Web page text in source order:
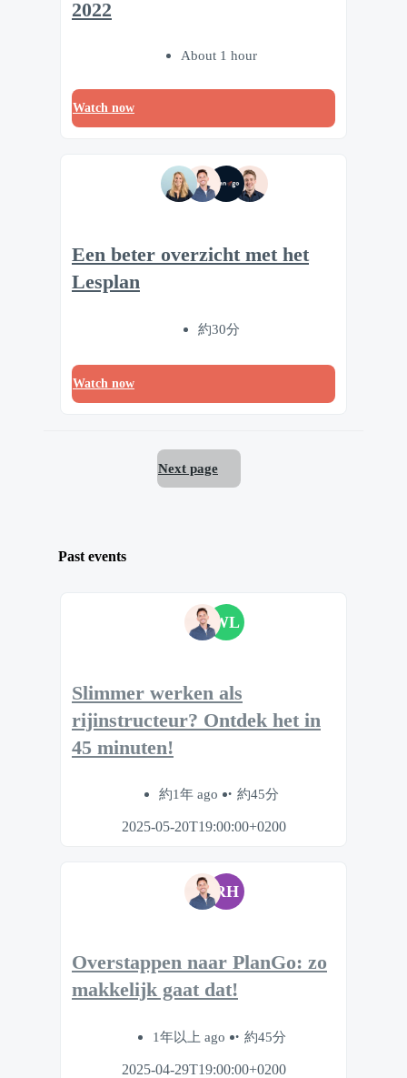
2022
About 1 hour
Watch now
Een beter overzicht met het
Lesplan
約30分
Watch now
Next page
Past events
WL
Slimmer werken als
rijinstructeur? Ontdek het in
45 minuten!
約1年 ago 約45分
2025-05-20T19:00:00+0200
RH
Overstappen naar PlanGo: zo
makkelijk gaat dat!
1年以上 ago 約45分
2025-04-29T19:00:00+0200